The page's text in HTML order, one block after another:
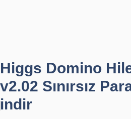
Higgs Domino
v2.02 Sınırsız
indir